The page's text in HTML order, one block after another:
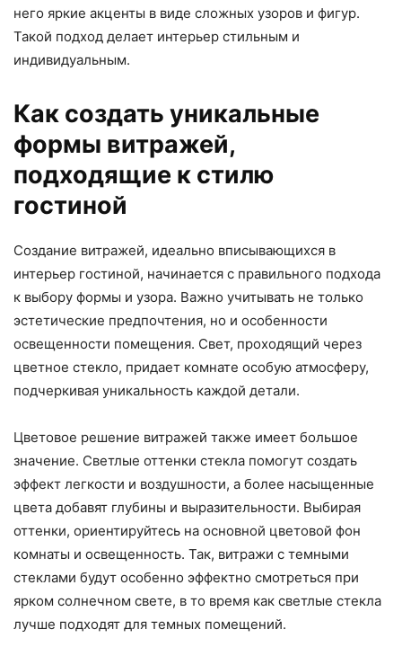
него яркие акценты в виде сложных узоров и фигур.
Такой подход делает интерьер стильным и
индивидуальным.
Как создать уникальные
формы витражей,
подходящие к стилю
гостиной
Создание витражей, идеально вписывающихся в
интерьер гостиной, начинается с правильного подхода
к выбору формы и узора. Важно учитывать не только
эстетические предпочтения, но и особенности
освещенности помещения. Свет, проходящий через
цветное стекло, придает комнате особую атмосферу,
подчеркивая уникальность каждой детали.
Цветовое решение витражей также имеет большое
значение. Светлые оттенки стекла помогут создать
эффект легкости и воздушности, а более насыщенные
цвета добавят глубины и выразительности. Выбирая
оттенки, ориентируйтесь на основной цветовой фон
комнаты и освещенность. Так, витражи с темными
стеклами будут особенно эффектно смотреться при
ярком солнечном свете, в то время как светлые стекла
лучше подходят для темных помещений.